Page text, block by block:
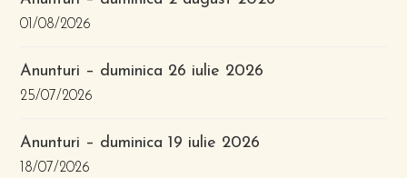
01/08/2026
Anunturi – duminica 26 iulie 2026
25/07/2026
Anunturi – duminica 19 iulie 2026
18/07/2026